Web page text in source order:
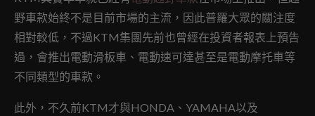
野車款始終不是目前市場的主流，因此普羅大眾的關注度
相對較低，不過KTM集團先前也曾經在投資者報表上預告
過，會推出電動滑板車、電動速可達甚至是電動摩托車等
不同類型的車款。
此外，不久前KTM才與HONDA、YAMAHA以及